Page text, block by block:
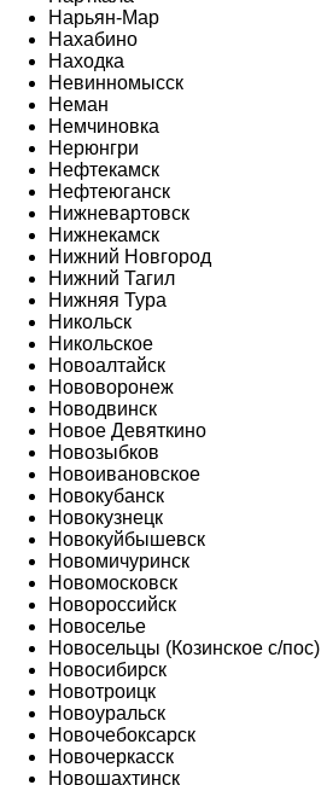
Нарьян-Мар
Нахабино
Находка
Невинномысск
Неман
Немчиновка
Нерюнгри
Нефтекамск
Нефтеюганск
Нижневартовск
Нижнекамск
Нижний Новгород
Нижний Тагил
Нижняя Тура
Никольск
Никольское
Новоалтайск
Нововоронеж
Новодвинск
Новое Девяткино
Новозыбков
Новоивановское
Новокубанск
Новокузнецк
Новокуйбышевск
Новомичуринск
Новомосковск
Новороссийск
Новоселье
Новосельцы (Козинское с/пос)
Новосибирск
Новотроицк
Новоуральск
Новочебоксарск
Новочеркасск
Новошахтинск